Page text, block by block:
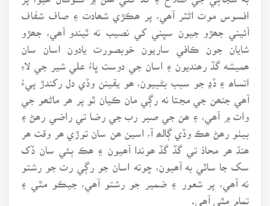
افسوس موت اڻٽر آھي، پر ھڪڙي شھادت ۽ صاف شفاف
آئيني جھڙو جيون سڀني کي نصيب نه ٿيندو آھي، جھڙو
شايان جون ڪافي ساريون خوبصورت يادون اسان سان
ھميشه گڏ رھنديون ۽ اسان جي دوست ڀاءُ علي شير جي لاءِ
اتساھ ۽ ڏڍ جو سبب بڻبيون، ھو يقينن وڏي دل رکندڙ پيءُ
آھي جنھن جي مڃتا نه رڳي مان ڪيان ٿو پر ھر ماڻھو جي
وات ۾ آھي، ۽ ھن جي صبر رب جي رضا تي راضي رھڻ ۽
بيٺو رھڻ ھڪ وڏي ڳالھ آ، اسين ھن سان توڙي ھر وقت ھر
ھنڌ ھر محاذ تي گڏ گڏ ھوندا آھيون ۽ ھڪ ٻئي سان ڏک
سک جا ساٿي به آھيون، ڇوته اسان جو رڳي رت جو رشتو
نه آھي، پر شعور ۽ ضمير جو رشتو آھي، جيڪو مٿي ۽
تمام مٿي آھي.